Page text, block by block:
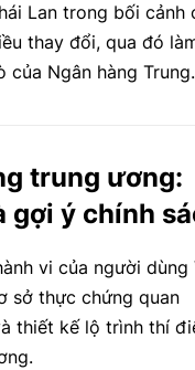
Lan trong bối cảnh
thay đổi, qua đó
Ngân hàng Trung
tại các nền kinh tế
trung ương:
gợi ý chính
vi của người dùng
sở thực chứng quan
thiết kế lộ trình thí